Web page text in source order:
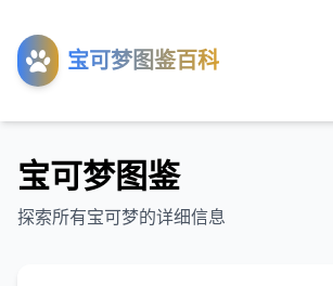
宝可梦图鉴百科
工具
关于
宝可梦图鉴
探索所有宝可梦的详细信息